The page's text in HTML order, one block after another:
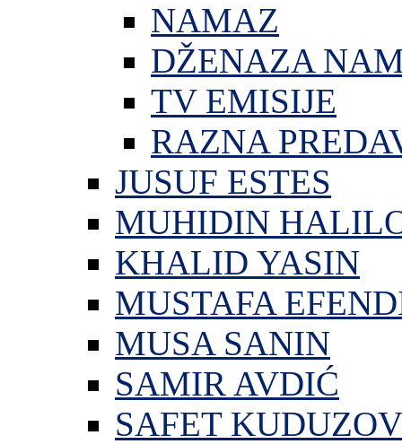
NAMAZ
DŽENAZA
TV EMISIJE
RAZNA
JUSUF ESTES
MUHIDIN
KHALID YASIN
MUSTAFA
MUSA SANIN
SAMIR AVDIĆ
SAFET